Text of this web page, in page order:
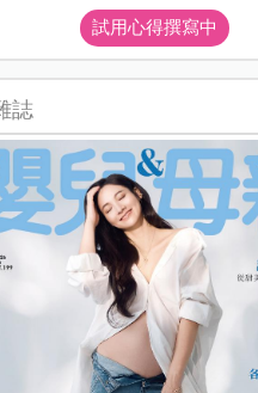
試用心得撰寫中
誌